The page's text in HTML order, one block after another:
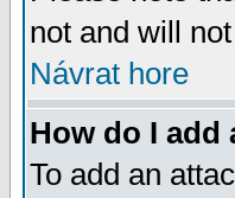
not and will
Návrat hore
How do I
To add an